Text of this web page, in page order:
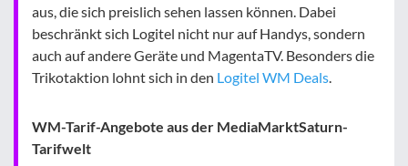
aus, die sich preislich sehen lassen können. Dabei
beschränkt sich Logitel nicht nur auf Handys, sondern
auch auf andere Geräte und MagentaTV. Besonders die
Trikotaktion lohnt sich in den Logitel WM Deals.
WM-Tarif-Angebote aus der MediaMarktSaturn-
Tarifwelt